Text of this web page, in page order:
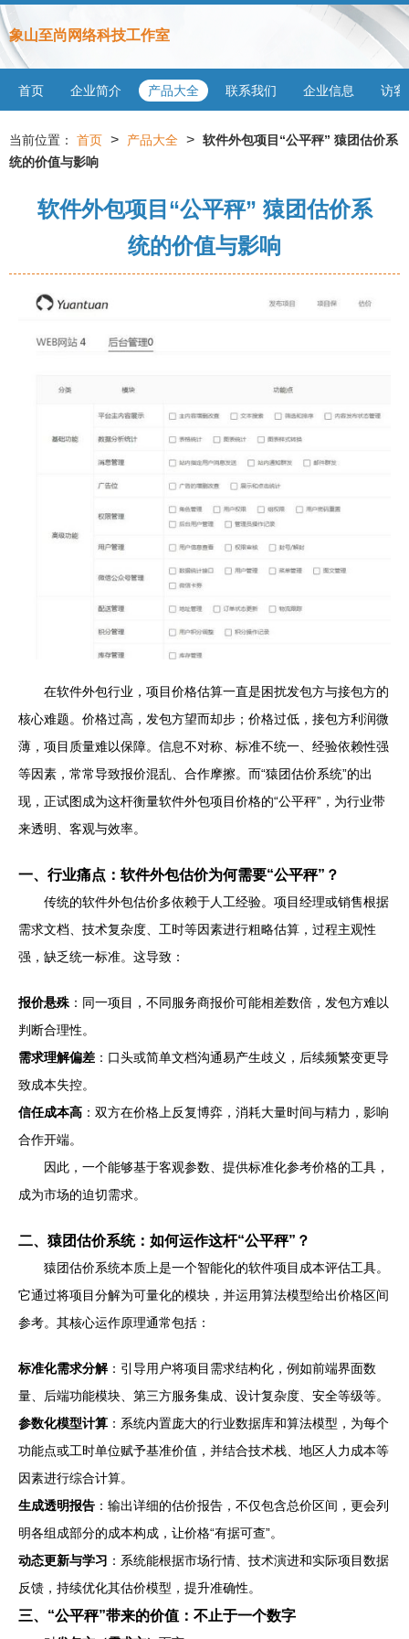
象山至尚网络科技工作室
首页 企业简介 产品大全 联系我们 企业信息 访客
当前位置： 首页 > 产品大全 > 软件外包项目“公平秤” 猿团估价系
统的价值与影响
软件外包项目“公平秤” 猿团估价系
统的价值与影响
在软件外包行业，项目价格估算一直是困扰发包方与接包方的
核心难题。价格过高，发包方望而却步；价格过低，接包方利润微
薄，项目质量难以保障。信息不对称、标准不统一、经验依赖性强
等因素，常常导致报价混乱、合作摩擦。而“猿团估价系统”的出
现，正试图成为这杆衡量软件外包项目价格的“公平秤”，为行业带
来透明、客观与效率。
一、行业痛点：软件外包估价为何需要“公平秤”？
传统的软件外包估价多依赖于人工经验。项目经理或销售根据
需求文档、技术复杂度、工时等因素进行粗略估算，过程主观性
强，缺乏统一标准。这导致：
报价悬殊：同一项目，不同服务商报价可能相差数倍，发包方难以
判断合理性。
需求理解偏差 ：口头或简单文档沟通易产生歧义，后续频繁变更导
致成本失控。
信任成本高 ：双方在价格上反复博弈，消耗大量时间与精力，影响
合作开端。
因此，一个能够基于客观参数、提供标准化参考价格的工具，
成为市场的迫切需求。
二、猿团估价系统：如何运作这杆“公平秤”？
猿团估价系统本质上是一个智能化的软件项目成本评估工具。
它通过将项目分解为可量化的模块，并运用算法模型给出价格区间
参考。其核心运作原理通常包括：
标准化需求分解：引导用户将项目需求结构化，例如前端界面数
量、后端功能模块、第三方服务集成、设计复杂度、安全等级等。
参数化模型计算 ：系统内置庞大的行业数据库和算法模型，为每个
功能点或工时单位赋予基准价值，并结合技术栈、地区人力成本等
因素进行综合计算。
生成透明报告 ：输出详细的估价报告，不仅包含总价区间，更会列
明各组成部分的成本构成，让价格“有据可查”。
动态更新与学习 ：系统能根据市场行情、技术演进和实际项目数据
反馈，持续优化其估价模型，提升准确性。
三、“公平秤”带来的价值：不止于一个数字